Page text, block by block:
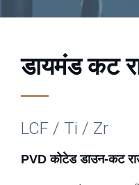
डायमंड कट
LCF / Ti / Zr
PVD कोटेड डाउन-कट